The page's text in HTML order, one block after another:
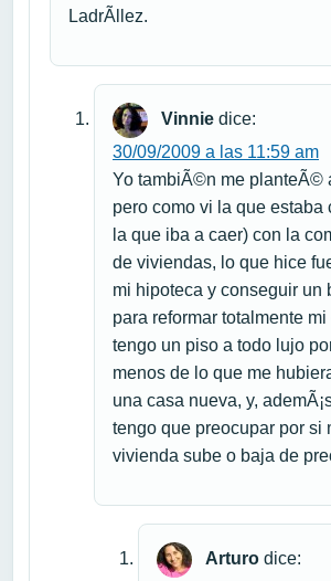
LadrÃ­llez.
Vinnie dice:
30/09/2009 a las 11:59 am
Yo tambiÃ©n me planteÃ©
pero como vi la que estaba
la que iba a caer) con la
de viviendas, lo que hice
mi hipoteca y conseguir un
para reformar totalmente
tengo un piso a todo lujo
menos de lo que me
una casa nueva, y,
tengo que preocupar por si
vivienda sube o baja de
Arturo dice: